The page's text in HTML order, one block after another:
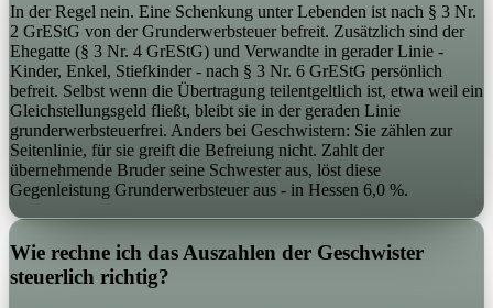
In der Regel nein. Eine Schenkung unter Lebenden ist nach § 3 Nr.
2 GrEStG von der Grunderwerbsteuer befreit. Zusätzlich sind der
Ehegatte (§ 3 Nr. 4 GrEStG) und Verwandte in gerader Linie -
Kinder, Enkel, Stiefkinder - nach § 3 Nr. 6 GrEStG persönlich
befreit. Selbst wenn die Übertragung teilentgeltlich ist, etwa weil ein
Gleichstellungsgeld fließt, bleibt sie in der geraden Linie
grunderwerbsteuerfrei. Anders bei Geschwistern: Sie zählen zur
Seitenlinie, für sie greift die Befreiung nicht. Zahlt der
übernehmende Bruder seine Schwester aus, löst diese
Gegenleistung Grunderwerbsteuer aus - in Hessen 6,0 %.
Wie rechne ich das Auszahlen der Geschwister
steuerlich richtig?